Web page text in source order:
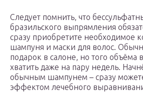
Следует помнить, что
бразильского выпрямления
сразу приобретите необходимое
шампуня и маски для волос.
подарок в салоне, но того объёма
хватить даже на пару недель.
обычным шампунем – сразу
эффектом лечебного